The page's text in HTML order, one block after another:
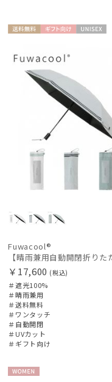
料
Fuwacool®
￥17,600 (税込)
＃遮光100%
＃晴雨兼用
＃送料無料
＃ワンタッチ
＃自動開閉
＃UVカット
＃ギフト向け